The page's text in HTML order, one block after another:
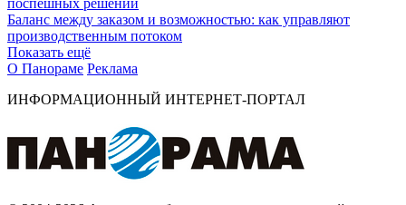
поспешных решений
Баланс между заказом и возможностью: как управляют
производственным потоком
Показать ещё
О Панораме Реклама
ИНФОРМАЦИОННЫЙ ИНТЕРНЕТ-ПОРТАЛ